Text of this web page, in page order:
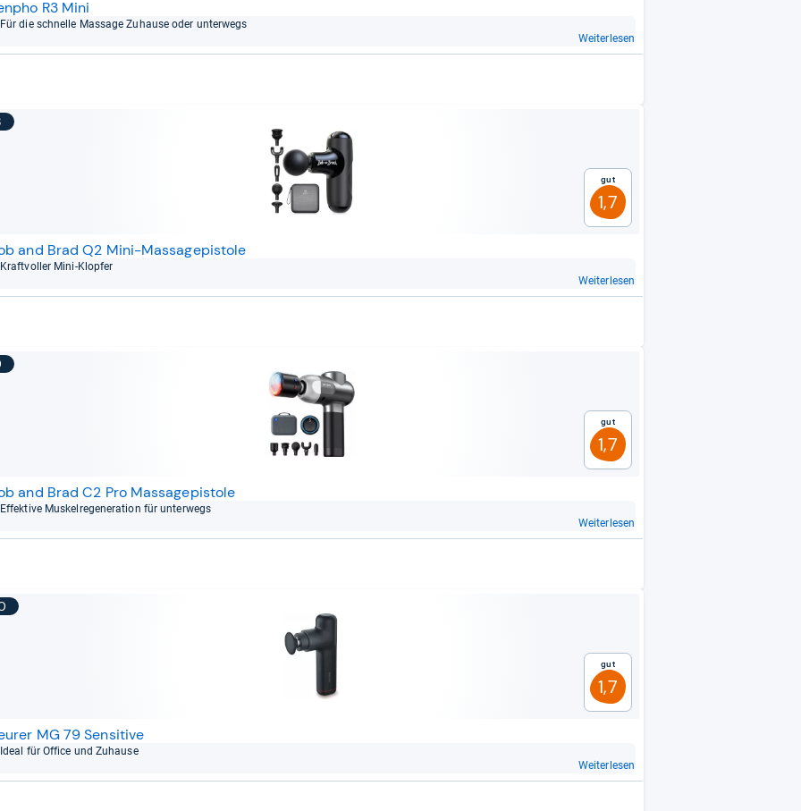
R3 Mini
Für die schnelle Mas­sage Zuhause oder unter­wegs
Weiterlesen
Gut
1,7
and Brad Q2 Mini-Massagepistole
Kraft­vol­ler Mini-​Klop­fer
Weiterlesen
Gut
1,7
and Brad C2 Pro Massagepistole
Effek­tive Mus­kel­re­ge­ne­ra­tion für unter­wegs
Weiterlesen
Gut
1,7
MG 79 Sensitive
Ideal für Office und Zuhause
Weiterlesen